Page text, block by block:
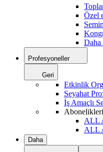
Özel
Daha
Profesyoneller
Geri
Etkinlik
Seyahat
İş Amaçlı
ALL
ALL
Daha